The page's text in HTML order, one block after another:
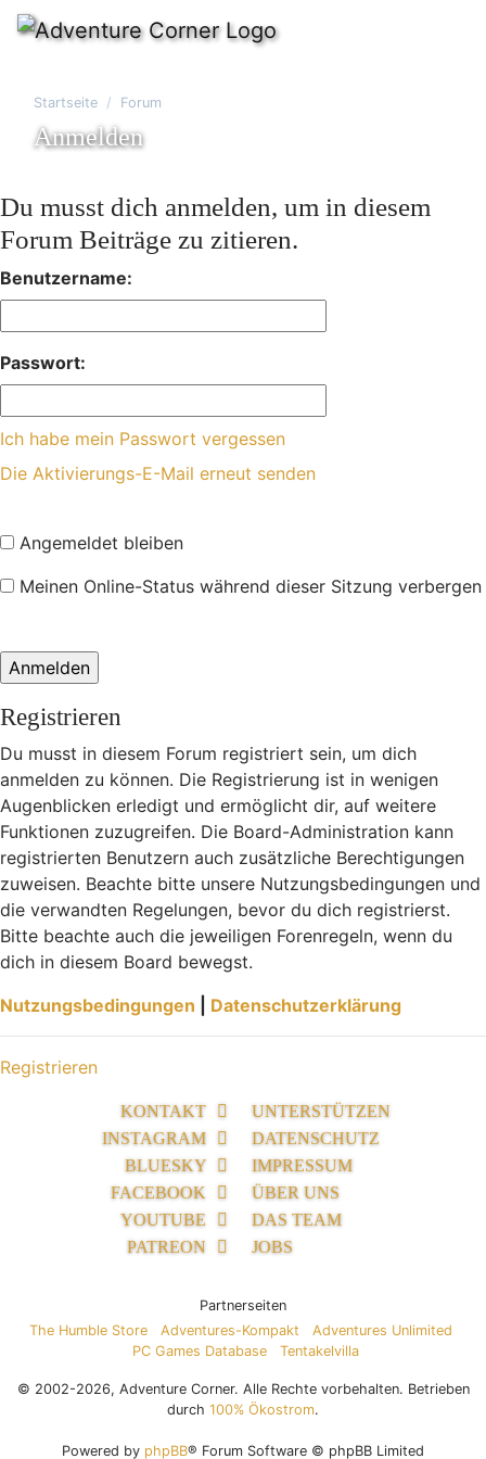
Startseite Forum
Anmelden
Du musst dich anmelden, um in diesem
Forum Beiträge zu zitieren.
Benutzername:
Passwort:
Ich habe mein Passwort vergessen
Die Aktivierungs-E-Mail erneut senden
Angemeldet bleiben
Meinen Online-Status während dieser Sitzung verbergen
Registrieren
Du musst in diesem Forum registriert sein, um dich
anmelden zu können. Die Registrierung ist in wenigen
Augenblicken erledigt und ermöglicht dir, auf weitere
Funktionen zuzugreifen. Die Board-Administration kann
registrierten Benutzern auch zusätzliche Berechtigungen
zuweisen. Beachte bitte unsere Nutzungsbedingungen und
die verwandten Regelungen, bevor du dich registrierst.
Bitte beachte auch die jeweiligen Forenregeln, wenn du
dich in diesem Board bewegst.
Nutzungsbedingungen
Datenschutzerklärung
Registrieren
KONTAKT
INSTAGRAM
BLUESKY
FACEBOOK
YOUTUBE
PATREON
UNTERSTÜTZEN
DATENSCHUTZ
IMPRESSUM
ÜBER UNS
DAS TEAM
JOBS
Partnerseiten
The Humble Store
Adventures-Kompakt
Adventures Unlimited
PC Games Database
Tentakelvilla
© 2002-2026, Adventure Corner. Alle Rechte vorbehalten. Betrieben
durch 100% Ökostrom.
Powered by phpBB® Forum Software © phpBB Limited